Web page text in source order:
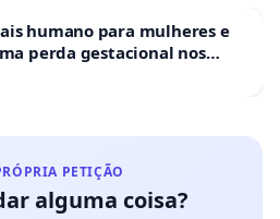
humano para mulheres e
perda gestacional nos
PETIÇÃO
alguma coisa?